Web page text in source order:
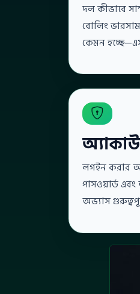
দল কীভাবে
বোলিং
কেমন
লগইন করার
পাসওয়ার্ড
অভ্যাস